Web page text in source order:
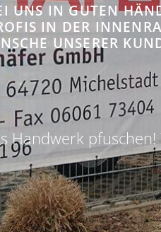
UNS IN GUTEN
IN DER
UNSERER
Handwerk